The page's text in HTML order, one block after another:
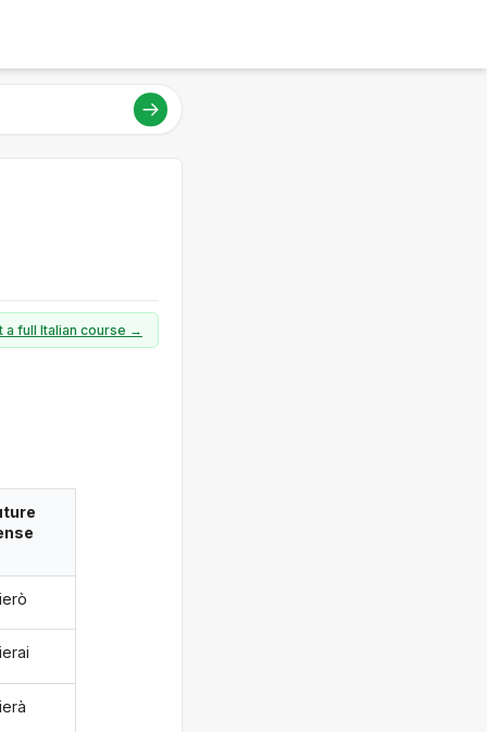
a full Italian course →